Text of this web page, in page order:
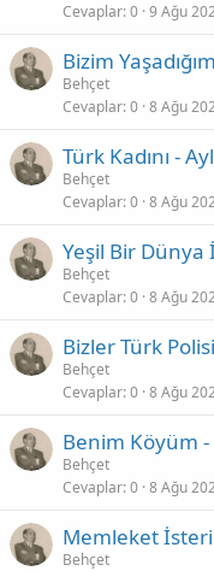
Cevaplar 0 9 Ağu
Bizim
Behçet
Cevaplar 0 8 Ağu
Türk Kadını -
Behçet
Cevaplar 0 8 Ağu
Yeşil Bir Dünya
Behçet
Cevaplar 0 8 Ağu
Bizler Türk
Behçet
Cevaplar 0 8 Ağu
Benim Köyüm
Behçet
Cevaplar 0 8 Ağu
Memleket
Behçet